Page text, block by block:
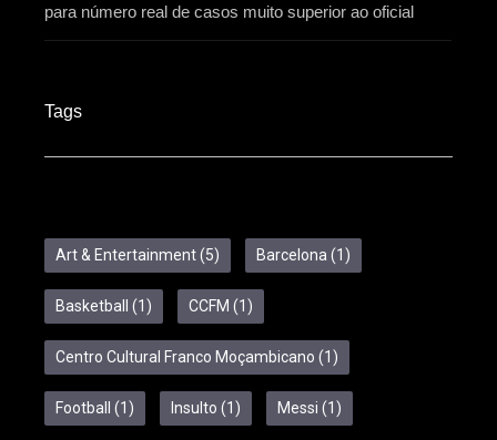
para número real de casos muito superior ao oficial
Tags
Art & Entertainment(5) Barcelona(1)
Basketball (1) CCFM (1)
Centro Cultural Franco Moçambicano (1)
Football (1) Insulto (1) Messi (1)